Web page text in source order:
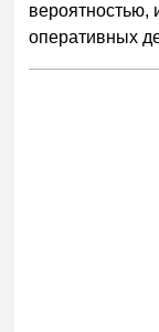
вероятностью,
оперативных